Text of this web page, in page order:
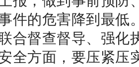
件的危害降到最低
合督查督导、强化
全方面，要压紧压